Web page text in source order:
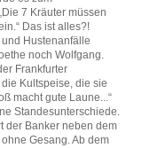
7 Kräuter müssen
Das ist alles?!
Hustenanfälle
noch Wolfgang.
Frankfurter
Kultspeise, die sie
macht gute Laune...“
Standesunterschiede.
der Banker neben dem
Gesang. Ab dem